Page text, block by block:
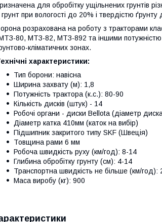
для обробітку ущільнених грунтів
грунт при вологості до 20% і твердістю
розрахована на роботу з тракторами
80, МТЗ-82, МТЗ-892 та іншими потужністю
кліматичних зонах.
характеристики:
Тип борони: навісна
Ширина захвату (м): 1,8
Потужність трактора (к.с.): 80-90
Кількість дисків (штук) - 14
Робочі органи - диски Bellota (діаметр
Діаметр катка 410мм (каток на вибір)
Підшипник закритого типу SKF (Швеція)
Товщина рами 6 мм
Робоча швидкість руху (км/год): 8-14
Глибина обробітку грунту (см): 4-14
Транспортна швидкість не більше (км/год):
Маса виробу (кг): 900